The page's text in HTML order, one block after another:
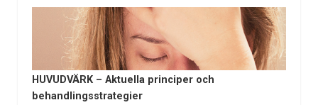
HUVUDVÄRK – Aktuella principer och
behandlingsstrategier